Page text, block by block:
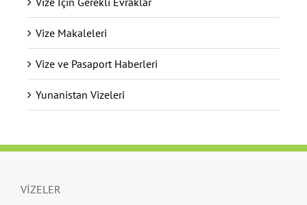
Vize Makaleleri
Vize ve Pasaport Haberleri
Yunanistan Vizeleri
VİZELER